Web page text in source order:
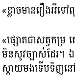
«ខ្លាចមានរឿងអីទៅ
«ផ្សោតជាសត្វកម្រ
មិនសូវច្បាស់ដែរ។
ស្តាយមងទើបទិញន